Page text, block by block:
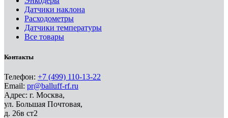
Датчики наклона
Расходометры
Датчики температуры
Все товары
Контакты
Телефон: +7 (499) 110-13-22
Email: pr@balluff-rf.ru
Адрес: г. Москва,
ул. Большая Почтовая,
д. 26в ст2